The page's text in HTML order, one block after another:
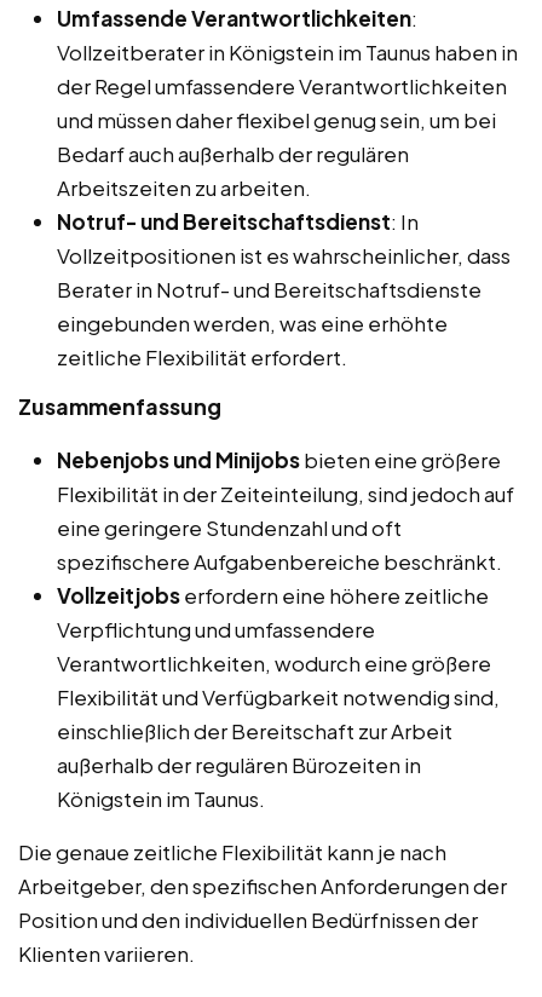
Umfassende Verantwortlichkeiten:
Vollzeitberater in Königstein im Taunus haben in
der Regel umfassendere Verantwortlichkeiten
und müssen daher flexibel genug sein, um bei
Bedarf auch außerhalb der regulären
Arbeitszeiten zu arbeiten.
Notruf- und Bereitschaftsdienst: In
Vollzeitpositionen ist es wahrscheinlicher, dass
Berater in Notruf- und Bereitschaftsdienste
eingebunden werden, was eine erhöhte
zeitliche Flexibilität erfordert.
Zusammenfassung
Nebenjobs und Minijobsbieten eine größere
Flexibilität in der Zeiteinteilung, sind jedoch auf
eine geringere Stundenzahl und oft
spezifischere Aufgabenbereiche beschränkt.
Vollzeitjobserfordern eine höhere zeitliche
Verpflichtung und umfassendere
Verantwortlichkeiten, wodurch eine größere
Flexibilität und Verfügbarkeit notwendig sind,
einschließlich der Bereitschaft zur Arbeit
außerhalb der regulären Bürozeiten in
Königstein im Taunus.
Die genaue zeitliche Flexibilität kann je nach
Arbeitgeber, den spezifischen Anforderungen der
Position und den individuellen Bedürfnissen der
Klienten variieren.